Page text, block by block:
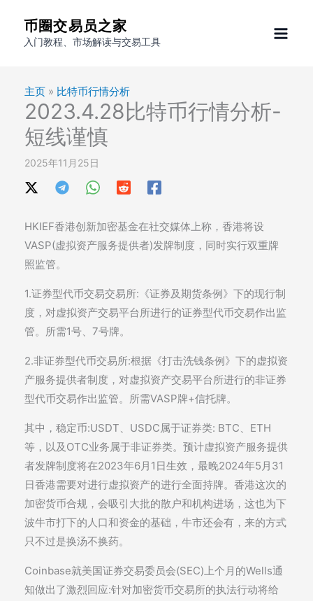
币圈交易员之家
入门教程、市场解读与交易工具
主页 » 比特币行情分析
2023.4.28比特币行情分析-
短线谨慎
2025年11月25日
HKIEF香港创新加密基金在社交媒体上称，香港将设
VASP(虚拟资产服务提供者)发牌制度，同时实行双重牌
照监管。
1.证券型代币交易交易所:《证券及期货条例》下的现行制
度，对虚拟资产交易平台所进行的证券型代币交易作出监
管。所需1号、7号牌。
2.非证券型代币交易所:根据《打击洗钱条例》下的虚拟资
产服务提供者制度，对虚拟资产交易平台所进行的非证券
型代币交易作出监管。所需VASP牌+信托牌。
其中，稳定币:USDT、USDC属于证券类: BTC、ETH
等，以及OTC业务属于非证券类。预计虚拟资产服务提供
者发牌制度将在2023年6月1日生效，最晚2024年5月31
日香港需要对进行虚拟资产的进行全面持牌。香港这次的
加密货币合规，会吸引大批的散户和机构进场，这也为下
波牛市打下的人口和资金的基础，牛市还会有，来的方式
只不过是换汤不换药。
Coinbase就美国证券交易委员会(SEC)上个月的Wells通
知做出了激烈回应:针对加密货币交易所的执法行动将给